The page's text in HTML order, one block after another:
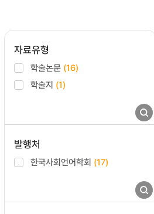
자료유형
학술논문 (16)
학술지 (1)
발행처
한국사회언어학회 (17)